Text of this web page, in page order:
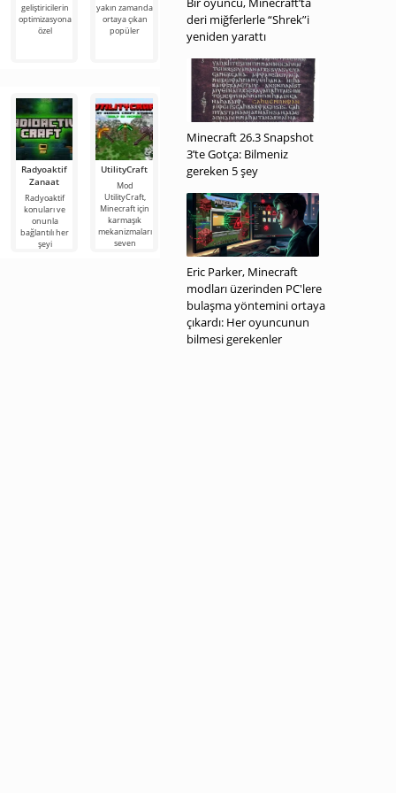
geliştiricilerin
optimizasyona
özel
yakın zamanda
ortaya çıkan
popüler
Legends
(MOD -
Menüsü)
RAID: Shadow
Legends, geniş
karakter
yelpazesine
önceki
versiyonlara
Radyoaktif
Zanaat
Radyoaktif
konuları ve
onunla
bağlantılı her
şeyi
UtilityCraft
Mod
UtilityCraft,
Minecraft için
karmaşık
mekanizmaları
seven
deri miğferlerle “Shrek”i
yeniden yarattı
Minecraft 26.3 Snapshot
3’te Gotça: Bilmeniz
gereken 5 şey
Eric Parker, Minecraft
modları üzerinden PC'lere
bulaşma yöntemini ortaya
çıkardı: Her oyuncunun
bilmesi gerekenler